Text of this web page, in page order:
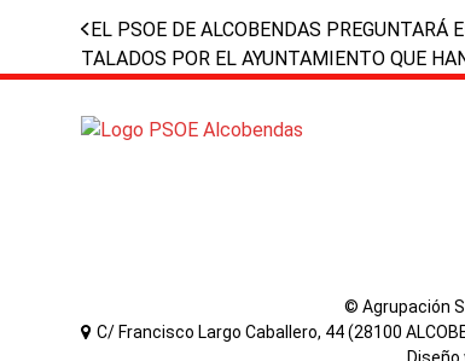
previous
post:
EL PSOE DE ALCOBENDAS PREGUNTARÁ
TALADOS POR EL AYUNTAMIENTO QUE
© Agrupación
C/ Francisco Largo Caballero, 44 (28100